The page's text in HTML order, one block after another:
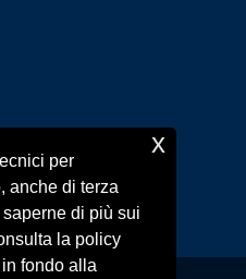
per
anche di terza
di più sui
la policy
fondo alla
x